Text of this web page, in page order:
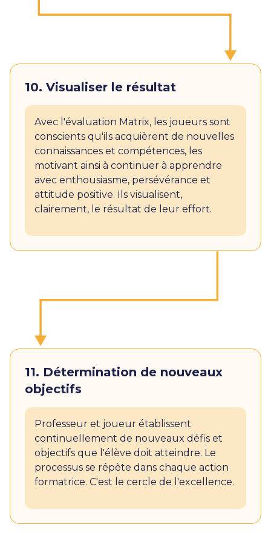
10. Visualiser le résultat
Avec l'évaluation Matrix, les joueurs sont
conscients qu'ils acquièrent de nouvelles
connaissances et compétences, les
motivant ainsi à continuer à apprendre
avec enthousiasme, persévérance et
attitude positive. Ils visualisent,
clairement, le résultat de leur effort.
11. Détermination de nouveaux
objectifs
Professeur et joueur établissent
continuellement de nouveaux défis et
objectifs que l'élève doit atteindre. Le
processus se répète dans chaque action
formatrice. C'est le cercle de l'excellence.